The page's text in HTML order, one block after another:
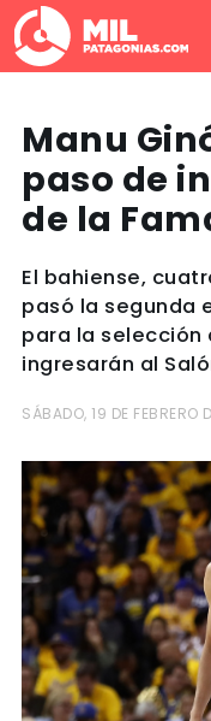
Manu
paso de
de la
El bahiense,
pasó la segunda
para la selección
ingresarán al
SÁBADO, 19 DE